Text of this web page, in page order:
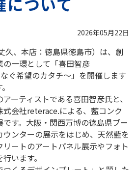
2026年05月22日
久、本店：徳島県徳島市）は、創
一環として「喜田智彦
ぐ希望のカタチ～」を開催します
ーティストである喜田智彦氏と、
式会社reterace.による、藍コンク
す。大阪・関西万博の徳島県ブー
ンターの展示をはじめ、天然藍を
ートのアートパネル展示やフォト
います。